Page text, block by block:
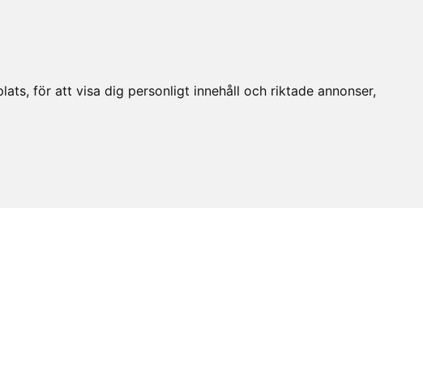
för att visa dig personligt innehåll och riktade annonser,